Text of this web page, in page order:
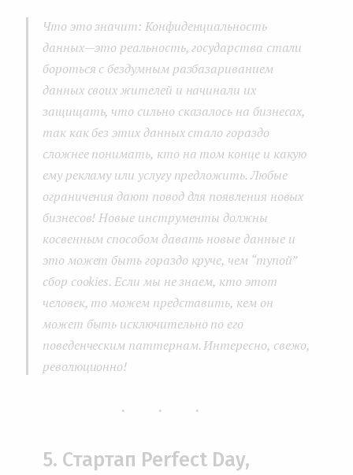
Что это значит: Конфиденциальность
данных — это реальность, государства стали
бороться с бездумным разбазариванием
данных своих жителей и начинали их
защищать, что сильно сказалось на бизнесах,
так как без этих данных стало гораздо
сложнее понимать, кто на том конце и какую
ему рекламу или услугу предложить. Любые
ограничения дают повод для появления новых
бизнесов! Новые инструменты должны
косвенным способом давать новые данные и
это может быть гораздо круче, чем “тупой”
сбор cookies. Если мы не знаем, кто этот
человек, то можем представить, кем он
может быть исключительно по его
поведенческим паттернам. Интересно, свежо,
революционно!
...
5. Стартап Perfect Day,